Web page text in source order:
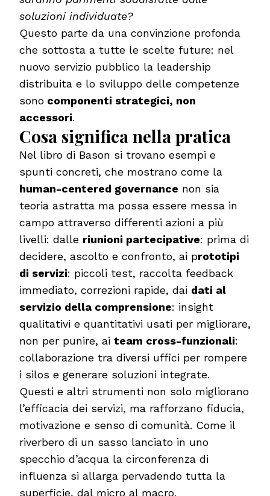
soluzioni individuate?
Questo parte da una convinzione profonda
che sottosta a tutte le scelte future: nel
nuovo servizio pubblico la leadership
distribuita e lo sviluppo delle competenze
sono componenti strategici, non
accessori.
Cosa significa nella pratica
Nel libro di Bason si trovano esempi e
spunti concreti, che mostrano come la
human-centered governance non sia
teoria astratta ma possa essere messa in
campo attraverso differenti azioni a più
livelli: dalle riunioni partecipative: prima di
decidere, ascolto e confronto, ai prototipi
di servizi: piccoli test, raccolta feedback
immediato, correzioni rapide, dai dati al
servizio della comprensione: insight
qualitativi e quantitativi usati per migliorare,
non per punire, ai team cross-funzionali:
collaborazione tra diversi uffici per rompere
i silos e generare soluzioni integrate.
Questi e altri strumenti non solo migliorano
l’efficacia dei servizi, ma rafforzano fiducia,
motivazione e senso di comunità. Come il
riverbero di un sasso lanciato in uno
specchio d’acqua la circonferenza di
influenza si allarga pervadendo tutta la
superficie, dal micro al macro.